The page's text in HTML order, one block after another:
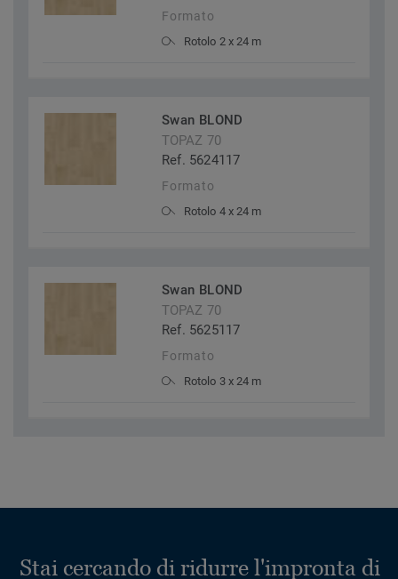
Formato
Rotolo 2 x 24 m
Swan BLOND
TOPAZ 70
Ref. 5624117
Formato
Rotolo 4 x 24 m
Swan BLOND
TOPAZ 70
Ref. 5625117
Formato
Rotolo 3 x 24 m
Stai cercando di ridurre l'impronta di